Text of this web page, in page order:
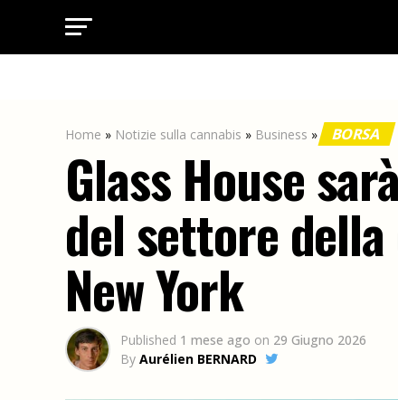
Home » Notizie sulla cannabis » Business » BORSA
Glass House
del settore
New York
Published 1 mese ago on 29 Giugno 2026
By Aurélien BERNARD